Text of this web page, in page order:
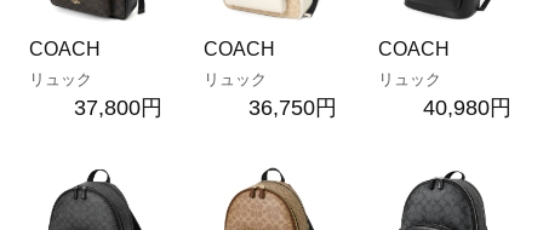
COACH
リュック
37,800円
COACH
リュック
36,750円
COACH
リュック
40,980円